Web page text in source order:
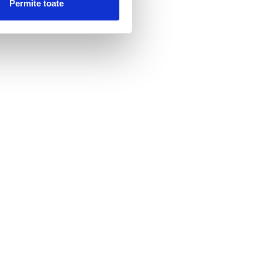
Permite toate